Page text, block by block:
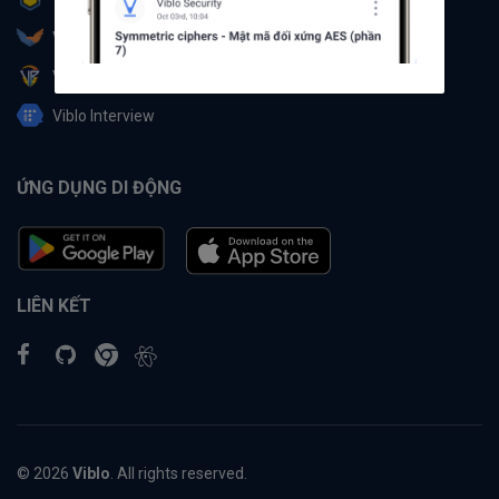
Viblo Partner
Viblo Battle
Viblo Interview
ỨNG DỤNG DI ĐỘNG
LIÊN KẾT
© 2026 Viblo . All rights reserved.